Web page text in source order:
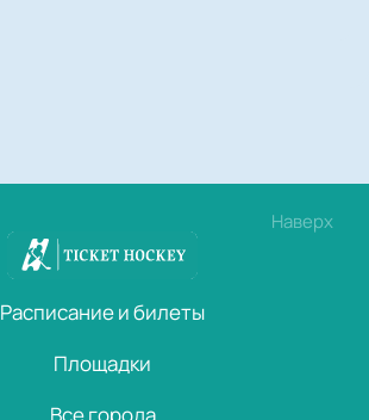
Наверх
Расписание и билеты
Площадки